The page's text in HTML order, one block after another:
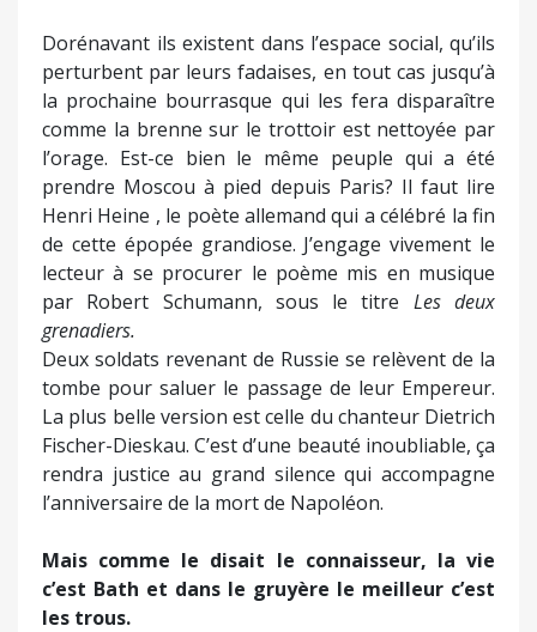
Dorénavant ils existent dans l’espace social, qu’ils
perturbent par leurs fadaises, en tout cas jusqu’à
la prochaine bourrasque qui les fera disparaître
comme la brenne sur le trottoir est nettoyée par
l’orage. Est-ce bien le même peuple qui a été
prendre Moscou à pied depuis Paris? Il faut lire
Henri Heine , le poète allemand qui a célébré la fin
de cette épopée grandiose. J’engage vivement le
lecteur à se procurer le poème mis en musique
par Robert Schumann, sous le titre Les deux
grenadiers.
Deux soldats revenant de Russie se relèvent de la
tombe pour saluer le passage de leur Empereur.
La plus belle version est celle du chanteur Dietrich
Fischer-Dieskau. C’est d’une beauté inoubliable, ça
rendra justice au grand silence qui accompagne
l’anniversaire de la mort de Napoléon.
Mais comme le disait le connaisseur, la vie
c’est Bath et dans le gruyère le meilleur c’est
les trous.